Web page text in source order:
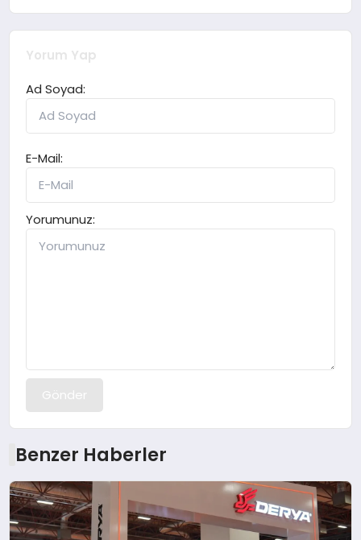
Yorum Yap
Ad Soyad:
E-Mail:
Yorumunuz:
Gönder
Benzer Haberler